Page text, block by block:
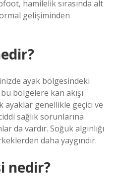
hamilelik sırasında alt
gelişiminden
ayak bölgesindeki
bölgelere kan akışı
ayaklar genellikle geçici ve
sağlık sorunlarına
da vardır. Soğuk algınlığı
daha yaygındır.
nedir?